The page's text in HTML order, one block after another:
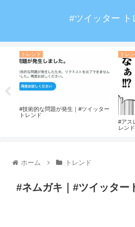
#ツイッター ト
トレンド
#技術的な問題が発生｜#ツイッター
トレンド
トレ
#アス
レンド
ホーム トレンド
#ネムガキ｜#ツイッター